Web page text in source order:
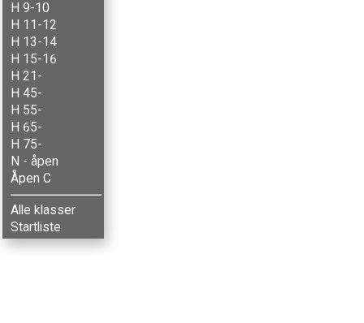
H 9-10
H 11-12
H 13-14
H 15-16
H 21-
H 45-
H 55-
H 65-
H 75-
N - åpen
Åpen C
Alle klasser
Startliste